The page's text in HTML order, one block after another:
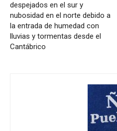
despejados en el sur y
nubosidad en el norte debido a
la entrada de humedad con
lluvias y tormentas desde el
Cantábrico